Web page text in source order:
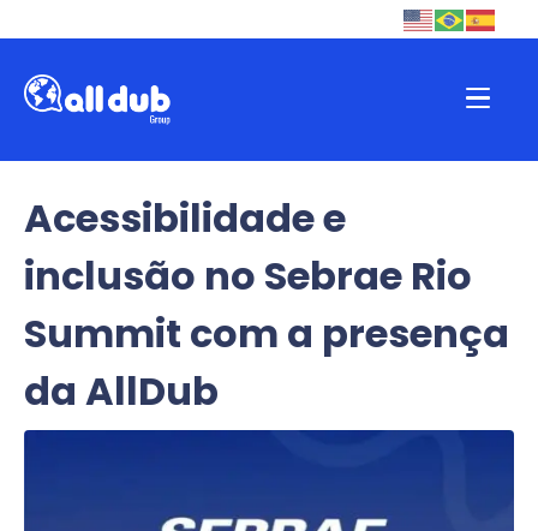
Acessibilidade e
inclusão no Sebrae Rio
Summit com a presença
da AllDub